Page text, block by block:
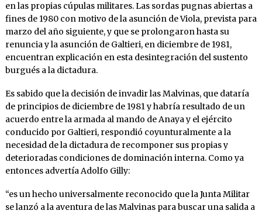
en las propias cúpulas militares. Las sordas pugnas abiertas a
fines de 1980 con motivo de la asunción de Viola, prevista para
marzo del año siguiente, y que se prolongaron hasta su
renuncia y la asunción de Galtieri, en diciembre de 1981,
encuentran explicación en esta desintegración del sustento
burgués a la dictadura.
Es sabido que la decisión de invadir las Malvinas, que dataría
de principios de diciembre de 1981 y habría resultado de un
acuerdo entre la armada al mando de Anaya y el ejército
conducido por Galtieri, respondió coyunturalmente a la
necesidad de la dictadura de recomponer sus propias y
deterioradas condiciones de domina­ción interna. Como ya
entonces advertía Adolfo Gilly:
“es un hecho universalmente reconocido que la Junta Militar
se lanzó a la aventura de las Malvinas para buscar una salida a